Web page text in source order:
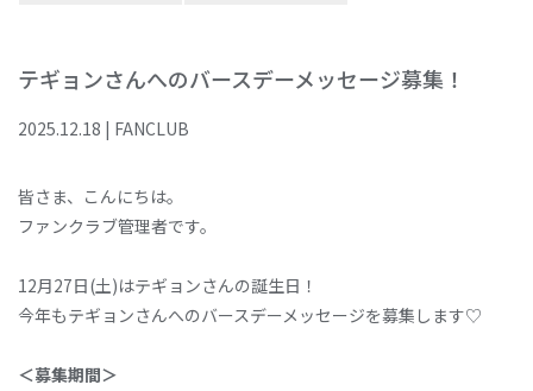
テギョンさんへのバースデーメッセージ募集！
2025.12.18 | FANCLUB
皆さま、こんにちは。
ファンクラブ管理者です。
12月27日(土)はテギョンさんの誕生日！
今年もテギョンさんへのバースデーメッセージを募集します♡
＜募集期間＞